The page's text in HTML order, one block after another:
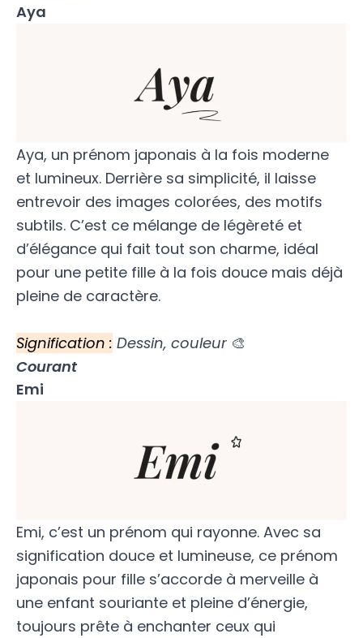
Aya
Aya, un prénom japonais à la fois moderne
et lumineux. Derrière sa simplicité, il laisse
entrevoir des images colorées, des motifs
subtils. C’est ce mélange de légèreté et
d’élégance qui fait tout son charme, idéal
pour une petite fille à la fois douce mais déjà
pleine de caractère.
Signification : Dessin, couleur 🎨
Courant
Emi
Emi, c’est un prénom qui rayonne. Avec sa
signification douce et lumineuse, ce prénom
japonais pour fille s’accorde à merveille à
une enfant souriante et pleine d’énergie,
toujours prête à enchanter ceux qui